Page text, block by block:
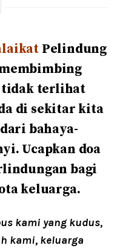
Pelindung
tidak terlihat
di sekitar kita
bahaya-
Ucapkan doa
bagi
keluarga.
kami yang kudus,
kami, keluarga